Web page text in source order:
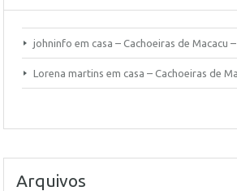
johninfo em casa – Cachoeiras de Macacu
Lorena martins em casa – Cachoeiras de
Arquivos